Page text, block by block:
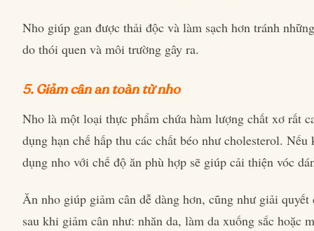
Nho giúp gan được thải độc và làm sạch hơn tránh
do thói quen và môi trường gây ra.
5. Giảm cân an toàn từ nho
Nho là một loại thực phẩm chứa hàm lượng chất xơ rất
dụng hạn chế hấp thu các chất béo như cholesterol. Nếu
dụng nho với chế độ ăn phù hợp sẽ giúp cải thiện vóc
Ăn nho giúp giảm cân dễ dàng hơn, cũng như giải quyết
sau khi giảm cân như: nhăn da, làm da xuống sắc hoặc